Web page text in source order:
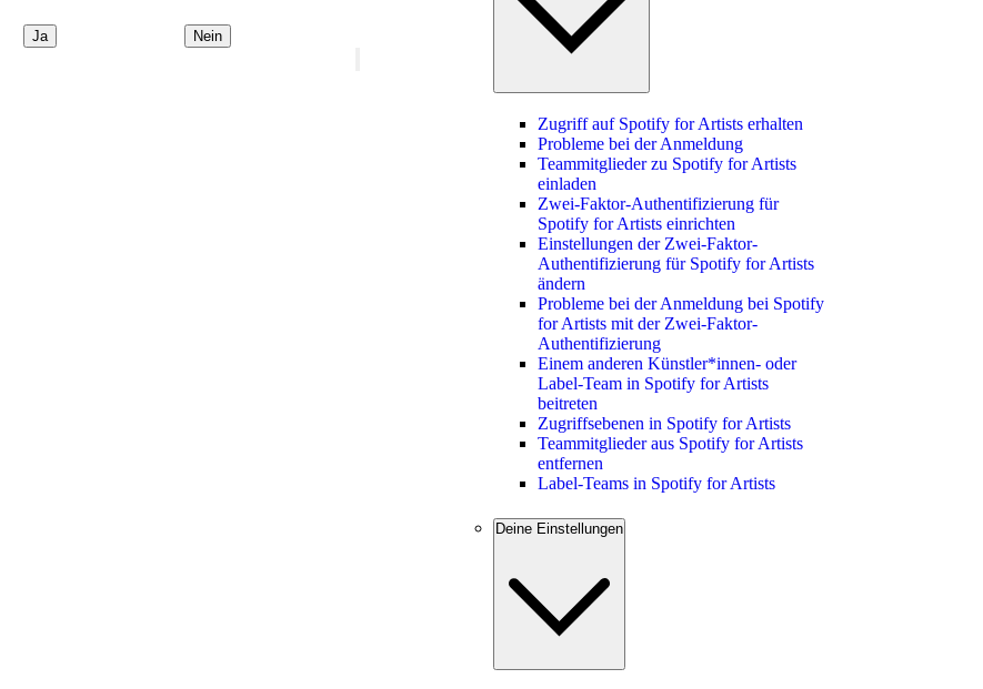
Ja Nein
Zugriff auf Spotify for Artists erhalten
Probleme bei der Anmeldung
Teammitglieder zu Spotify for Artists
einladen
Zwei-Faktor-Authentifizierung für
Spotify for Artists einrichten
Einstellungen der Zwei-Faktor-
Authentifizierung für Spotify for Artists
ändern
Probleme bei der Anmeldung bei Spotify
for Artists mit der Zwei-Faktor-
Authentifizierung
Einem anderen Künstler*innen- oder
Label-Team in Spotify for Artists
beitreten
Zugriffsebenen in Spotify for Artists
Teammitglieder aus Spotify for Artists
entfernen
Label-Teams in Spotify for Artists
Deine Einstellungen